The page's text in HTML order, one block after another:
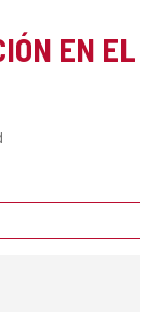
EN EL